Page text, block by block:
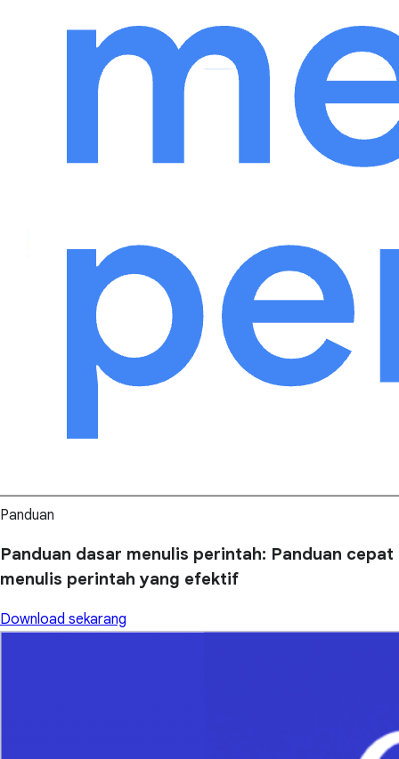
Panduan
Panduan dasar menulis perintah: Panduan cepat
menulis perintah yang efektif
Download sekarang